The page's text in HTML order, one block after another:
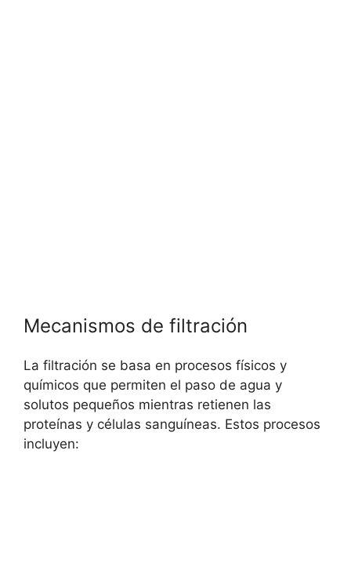
Mecanismos de filtración
La filtración se basa en procesos físicos y
químicos que permiten el paso de agua y
solutos pequeños mientras retienen las
proteínas y células sanguíneas. Estos procesos
incluyen: